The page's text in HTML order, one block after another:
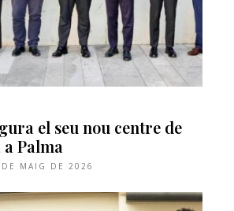
el seu nou centre de
Palma
MAIG DE 2026